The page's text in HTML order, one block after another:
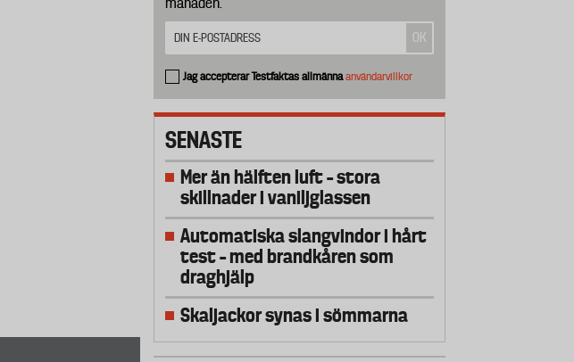
Jag accepterar Testfaktas allmännaanvändarvillkor
SENASTE
Mer än hälften luft – stora
skillnader i vaniljglassen
Automatiska slangvindor i hårt
test – med brandkåren som
draghjälp
Skaljackor synas i sömmarna